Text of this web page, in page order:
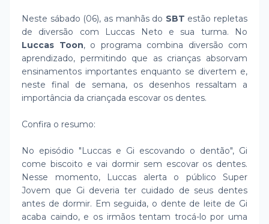
Neste sábado (06), as manhãs do SBT estão repletas
de diversão com Luccas Neto e sua turma. No
Luccas Toon, o programa combina diversão com
aprendizado, permitindo que as crianças absorvam
ensinamentos importantes enquanto se divertem e,
neste final de semana, os desenhos ressaltam a
importância da criançada escovar os dentes.
Confira o resumo:
No episódio "Luccas e Gi escovando o dentão", Gi
come biscoito e vai dormir sem escovar os dentes.
Nesse momento, Luccas alerta o público Super
Jovem que Gi deveria ter cuidado de seus dentes
antes de dormir. Em seguida, o dente de leite de Gi
acaba caindo, e os irmãos tentam trocá-lo por uma